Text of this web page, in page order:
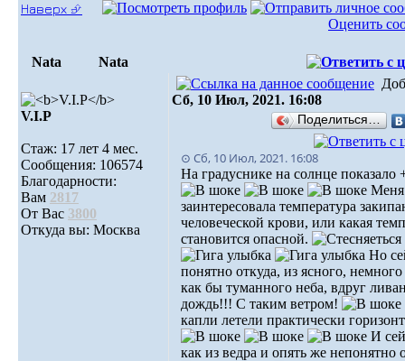
Наверх ⮵
Оценить
Nata Nata
V.I.Р
Стаж: 17 лет 4 мес.
Сообщения: 106574
Благодарности:
Вам 2817
От Вас 3800
Откуда вы: Москва
Сб, 10 Июл, 2021. 16:08
Поделиться…
⊙ Сб, 10 Июл, 2021. 16:08
На градуснике на солнце показало
заинтересовала температура
человеческой крови, или какая
становится опасной.
Но
понятно откуда, из ясного,
как бы туманного неба, вдруг
дождь!!! С таким ветром!
капли летели практически
И
как из ведра и опять же непонятно